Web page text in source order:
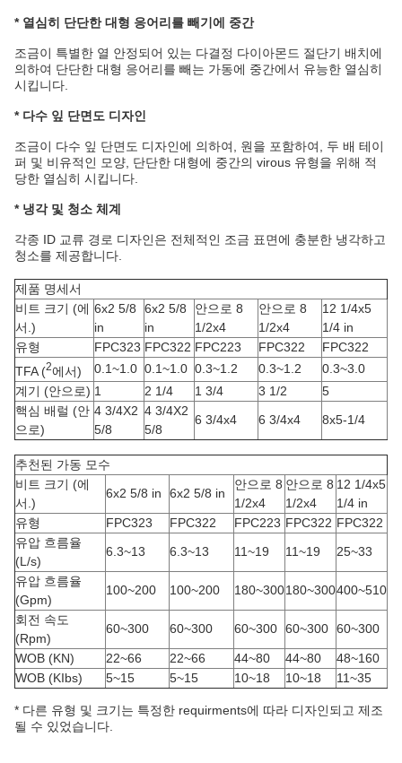
* 열심히 단단한 대형 응어리를 빼기에 중간
조금이 특별한 열 안정되어 있는 다결정 다이아몬드 절단기 배치에
의하여 단단한 대형 응어리를 빼는 가동에 중간에서 유능한 열심히
시킵니다.
* 다수 잎 단면도 디자인
조금이 다수 잎 단면도 디자인에 의하여, 원을 포함하여, 두 배 테이
퍼 및 비유적인 모양, 단단한 대형에 중간의 virous 유형을 위해 적
당한 열심히 시킵니다.
* 냉각 및 청소 체계
각종 ID 교류 경로 디자인은 전체적인 조금 표면에 충분한 냉각하고
청소를 제공합니다.
제품 명세서
비트 크기 (에
서.)
6x2 5/8
in
6x2 5/8
in
안으로 8
1/2x4
안으로 8
1/2x4
12 1/4x5
1/4 in
유형
FPC323 FPC322 FPC223 FPC322
FPC322
TFA (2에서) 0.1~1.0 0.1~1.0 0.3~1.2 0.3~1.2
0.3~3.0
계기 (안으로) 1 2 1/4 1 3/4 3 1/2
5
핵심 배럴 (안
으로)
4 3/4X2
5/8
4 3/4X2
5/8
6 3/4x4 6 3/4x4 8x5-1/4
추천된 가동 모수
비트 크기 (에
서.)
6x2 5/8 in 6x2 5/8 in
안으로 8
1/2x4
안으로 8
1/2x4
12 1/4x5
1/4 in
유형
FPC323 FPC322 FPC223 FPC322 FPC322
유압 흐름율
(L/s)
6.3~13 6.3~13 11~19 11~19 25~33
유압 흐름율
(Gpm)
100~200 100~200 180~300180~300400~510
회전 속도
(Rpm)
60~300 60~300 60~300 60~300 60~300
WOB (KN) 22~66 22~66 44~80 44~80
48~160
WOB (KIbs)
5~15 5~15 10~18 10~18 11~35
* 다른 유형 및 크기는 특정한 requirments에 따라 디자인되고 제조
될 수 있었습니다.